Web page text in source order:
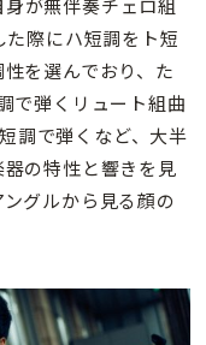
が無伴奏チェロ組
際にハ短調をト短
を選んでおり、た
で弾くリュート組曲
調で弾くなど、大半
の特性と響きを見
グルから見る顔の